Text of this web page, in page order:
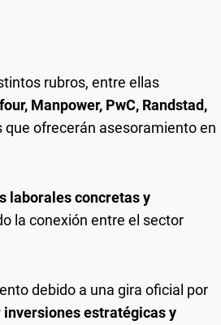
rubros, entre ellas
Manpower, PwC, Randstad,
ofrecerán asesoramiento en
laborales concretas y
la conexión entre el sector
debido a una gira oficial por
estratégicas y